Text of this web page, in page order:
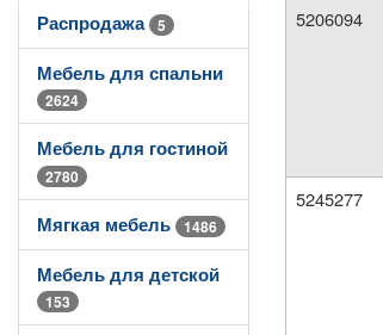
Распродажа 5
Мебель для спальни
2624
Мебель для гостиной
2780
Мягкая мебель 1486
Мебель для детской
153
5206094
5245277